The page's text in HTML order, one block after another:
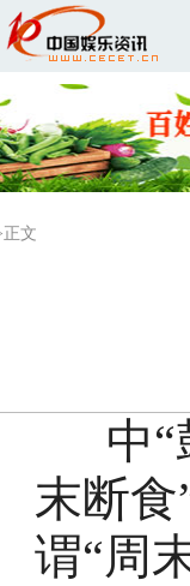
文
中“
末断
谓“周